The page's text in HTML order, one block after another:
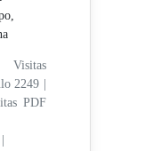
2249 |
PDF